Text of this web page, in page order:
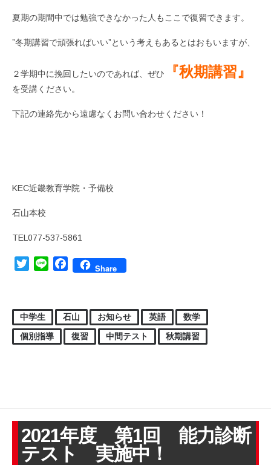
夏期の期間中では勉強できなかった人もここで復習できます。
”冬期講習で頑張ればいい”という考えもあるとはおもいますが、
２学期中に挽回したいのであれば、ぜひ 『秋期講習』
を受講ください。
下記の連絡先から遠慮なくお問い合わせください！
KEC近畿教育学院・予備校
石山本校
TEL077-537-5861
TwitterLine FacebookShare
中学生 石山 お知らせ 英語
数学
個別指導
復習 中間テスト 秋期講習
2021年度 第1回 能力診断
テスト 実施中！